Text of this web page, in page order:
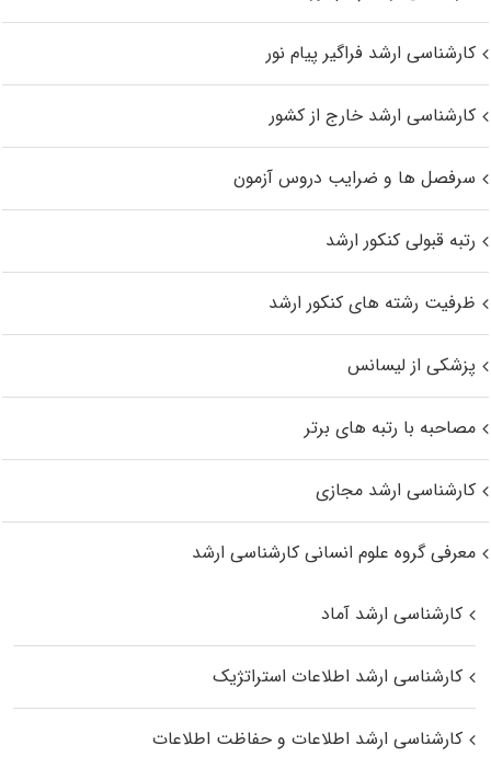
کارشناسی ارشد فراگیر پیام نور
کارشناسی ارشد خارج از کشور
سرفصل ها و ضرایب دروس آزمون
رتبه قبولی کنکور ارشد
ظرفیت رشته های کنکور ارشد
پزشکی از لیسانس
مصاحبه با رتبه های برتر
کارشناسی ارشد مجازی
معرفی گروه علوم انسانی کارشناسی ارشد
کارشناسی ارشد آماد
کارشناسی ارشد اطلاعات استراتژیک
کارشناسی ارشد اطلاعات و حفاظت اطلاعات